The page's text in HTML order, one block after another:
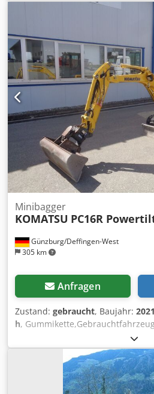
BETRIEBSSTUNDEN: 9940
80% LEISTUNG: 73 KW MOTOR:
Djdpfozlv Npox An Hjck GEWICHT:
AUSSTATTUNG: 14.420 KG
SCHNELLWECHSLER SCHAUFEL
SCHUTZVORRICHTUNG
MEISSEL SORTIERFUNKTION
KORENBLIK MACHINERY BV.
APELDOORN NIEDERLANDE UST-
Günzburg/Deffingen-West
305 km
Minibagger
KOMATSU PC16R
Anfragen
Zustand: gebraucht, Baujahr: 2021
h,
Komatsu Minibagger PC16RHS,
1.766, Helac Powertilt HS01, 1 x
Gummiketten 230 mm, hydr.
Vollkabine mit Lüftung/Heizung,
Anbaugeräte, Planierschild mit